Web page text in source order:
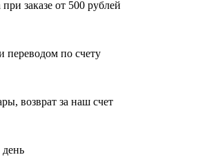
заказе от 500 рублей
по счету
возврат за наш счет